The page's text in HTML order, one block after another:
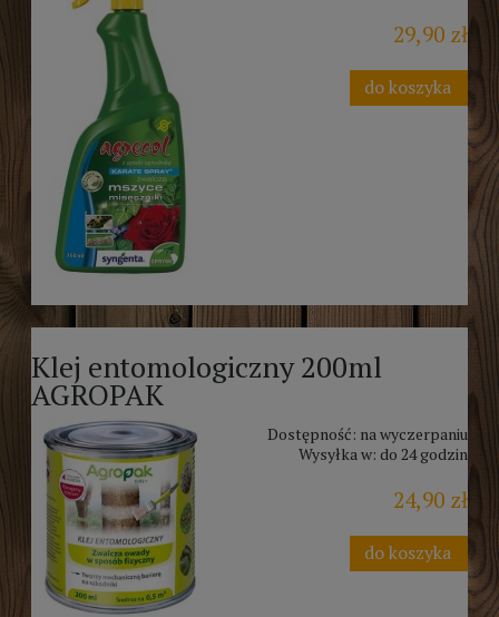
29,90 zł
do koszyka
Klej entomologiczny 200ml
AGROPAK
Dostępność: na wyczerpaniu
Wysyłka w: do 24 godzin
24,90 zł
do koszyka